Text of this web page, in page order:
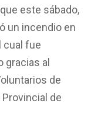
este sábado,
un incendio en
cual fue
gracias al
de
de